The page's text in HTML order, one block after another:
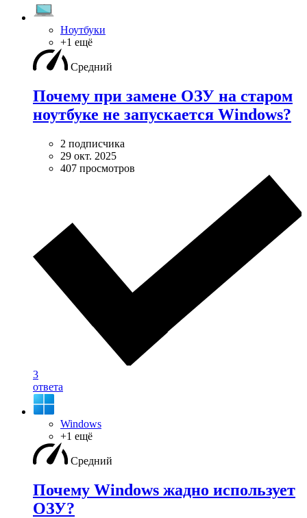
Ноутбуки
+1 ещё
Средний
Почему при замене ОЗУ на старом
ноутбуке не запускается Windows?
2 подписчика
29 окт. 2025
407 просмотров
3
ответа
Windows
+1 ещё
Средний
Почему Windows жадно использует
ОЗУ?